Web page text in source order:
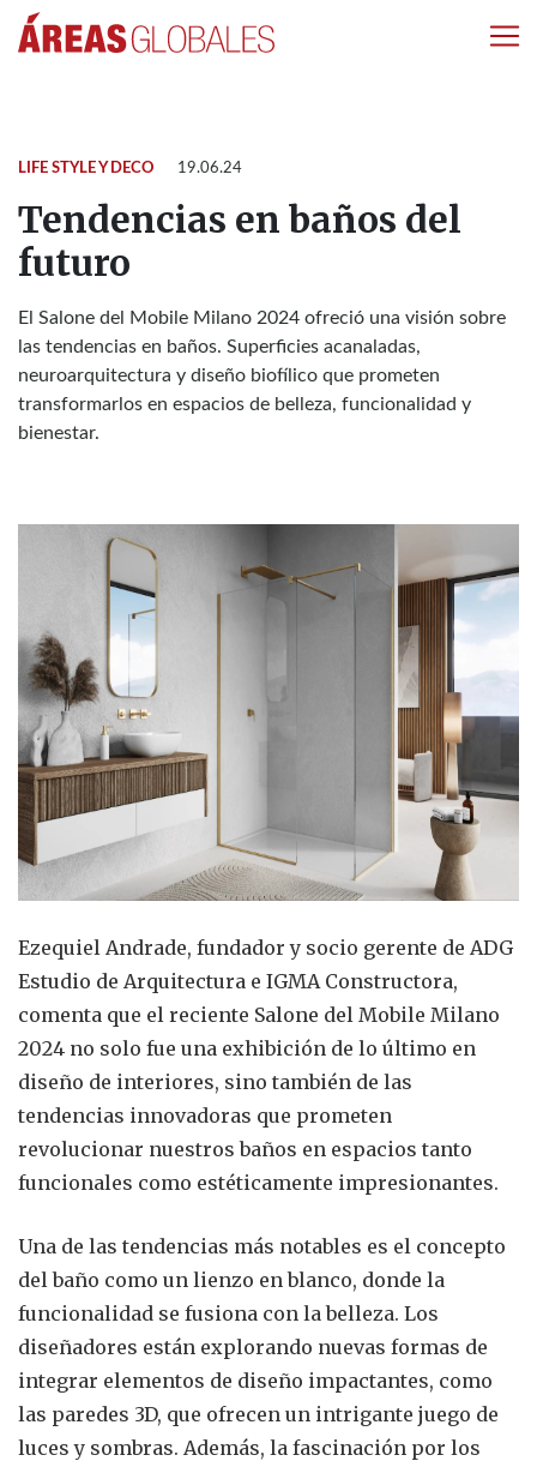
LIFE STYLE Y DECO 19.06.24
Tendencias en baños del
futuro
El Salone del Mobile Milano 2024 ofreció una visión sobre
las tendencias en baños. Superficies acanaladas,
neuroarquitectura y diseño biofílico que prometen
transformarlos en espacios de belleza, funcionalidad y
bienestar.
Ezequiel Andrade, fundador y socio gerente de ADG
Estudio de Arquitectura e IGMA Constructora,
comenta que el reciente Salone del Mobile Milano
2024 no solo fue una exhibición de lo último en
diseño de interiores, sino también de las
tendencias innovadoras que prometen
revolucionar nuestros baños en espacios tanto
funcionales como estéticamente impresionantes.
Una de las tendencias más notables es el concepto
del baño como un lienzo en blanco, donde la
funcionalidad se fusiona con la belleza. Los
diseñadores están explorando nuevas formas de
integrar elementos de diseño impactantes, como
las paredes 3D, que ofrecen un intrigante juego de
luces y sombras. Además, la fascinación por los